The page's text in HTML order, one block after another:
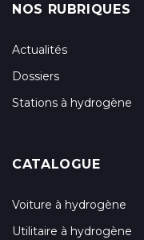
NOS RUBRIQUES
Actualités
Dossiers
Stations à hydrogène
CATALOGUE
Voiture à hydrogène
Utilitaire à hydrogène